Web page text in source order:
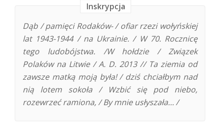
Inskrypcja
Dąb / pamięci Rodaków- / ofiar rzezi wołyńskiej
lat 1943-1944 / na Ukrainie. / W 70. Rocznicę
tego ludobójstwa. /W hołdzie / Związek
Polaków na Litwie / A. D. 2013 // Ta ziemia od
zawsze matką moją była! / dziś chciałbym nad
nią lotem sokoła / Wzbić się pod niebo,
rozewrzeć ramiona, / By mnie usłyszała… /